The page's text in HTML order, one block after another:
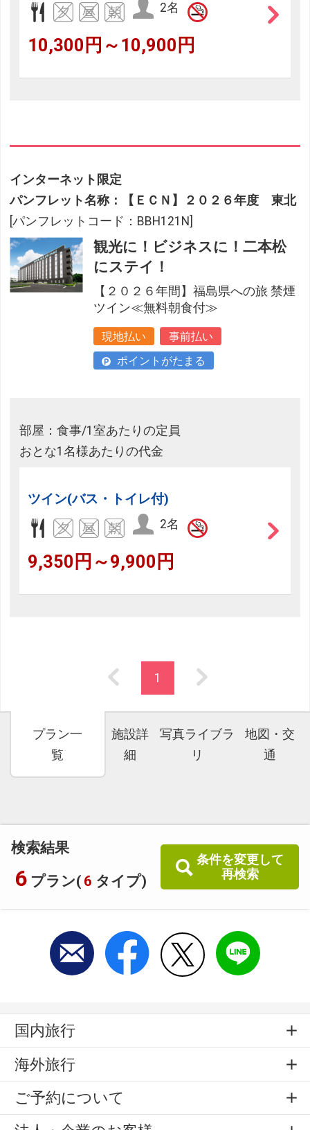
検索結果
6 プラン( 6 タイプ)
条件を変更して
再検索
2名
10,300円～10,900円
インターネット限定
パンフレット名称：【ＥＣＮ】２０２６年度 東北
[パンフレットコード：BBH121N]
観光に！ビジネスに！二本松
にステイ！
【２０２６年間】福島県への旅 禁煙
ツイン≪無料朝食付≫
現地払い
事前払い
ポイントがたまる
部屋：食事/1室あたりの定員
おとな1名様あたりの代金
ツイン(バス・トイレ付)
2名
9,350円～9,900円
1
プラン一
覧
施設詳
細
写真ライブラ
リ
地図・交
通
国内旅行
海外旅行
ご予約について